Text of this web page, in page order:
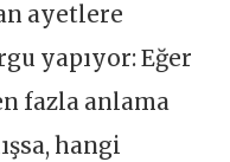
ayetlere
yapıyor: Eğer
fazla anlama
hangi